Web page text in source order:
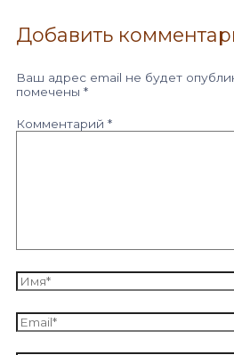
Добавить
Ваш адрес email не будет
помечены *
Комментарий *
Имя*
Email*